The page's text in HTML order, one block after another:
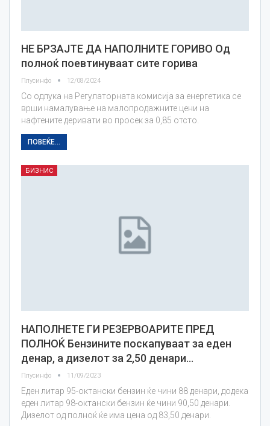
НЕ БРЗАЈТЕ ДА НАПОЛНИТЕ ГОРИВО Од
полноќ поевтинуваат сите горива
Плусинфо 12/08/2024
Со одлука на Регулаторната комисија за енергетика се
врши намалување на малопродажните цени на
нафтените деривати во просек за 0,85 отсто.
ПОВЕЌЕ...
БИЗНИС
НАПОЛНЕТЕ ГИ РЕЗЕРВОАРИТЕ ПРЕД
ПОЛНОЌ Бензините поскапуваат за еден
денар, а дизелот за 2,50 денари…
Плусинфо 11/09/2023
Еден литар 95-октански бензин ќе чини 88 денари, додека
еден литар 98-октански бензин ќе чини 90,50 денари.
Дизелот од полноќ ќе има цена од 83,50 денари.